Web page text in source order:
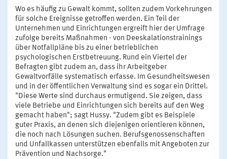
Wo es häufig zu Gewalt kommt, sollten zudem Vorkehrungen
für solche Ereignisse getroffen werden. Ein Teil der
Unternehmen und Einrichtungen ergreift hier der Umfrage
zufolge bereits Maßnahmen - von Deeskalationstrainings
über Notfallpläne bis zu einer betrieblichen
psychologischen Erstbetreuung. Rund ein Viertel der
Befragten gibt zudem an, dass ihr Arbeitgeber
Gewaltvorfälle systematisch erfasse. Im Gesundheitswesen
und in der öffentlichen Verwaltung sind es sogar ein Drittel.
"Diese Werte sind durchaus ermutigend. Sie zeigen, dass
viele Betriebe und Einrichtungen sich bereits auf den Weg
gemacht haben"; sagt Hussy. "Zudem gibt es Beispiele
guter Praxis, an denen sich diejenigen orientieren können,
die noch nach Lösungen suchen. Berufsgenossenschaften
und Unfallkassen unterstützen ebenfalls mit Angeboten zur
Prävention und Nachsorge."